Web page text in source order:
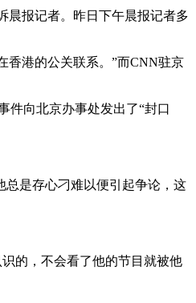
晨报记者。昨日下午晨报记者多
香港的公关联系。”而CNN驻京
件向北京办事处发出了“封口
总是存心刁难以便引起争论，这
的，不会看了他的节目就被他